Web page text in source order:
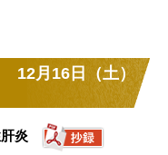
12月16日（土）
炎